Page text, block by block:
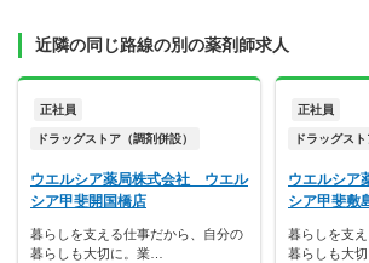
近隣の同じ路線の別の薬剤師求人
正社員
ドラッグストア（調剤併設）
ウエルシア薬局株式会社 ウエル
シア甲斐開国橋店
暮らしを支える仕事だから、自分の
暮らしも大切に。業…
正社員
ドラッグスト
ウエルシ
シア甲斐敷
暮らしを支
暮らしも大